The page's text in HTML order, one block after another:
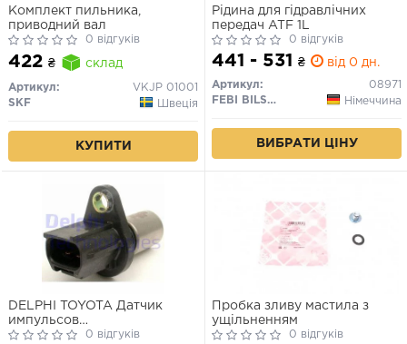
Комплект пильника,
приводний вал
0 відгуків
422 ₴ склад
Артикул:
VKJP 01001
SKF
Швеція
КУПИТИ
Рідина для гідравлічних
передач ATF 1L
0 відгуків
441 - 531 ₴ від 0 дн.
Артикул:
08971
FEBI BILSTEIN
Німеччина
ВИБРАТИ ЦІНУ
DELPHI TOYOTA Датчик
импульсов
Avensis,Corolla,Lexus RX
0 відгуків
Пробка зливу мастила з
ущільненням
0 відгуків